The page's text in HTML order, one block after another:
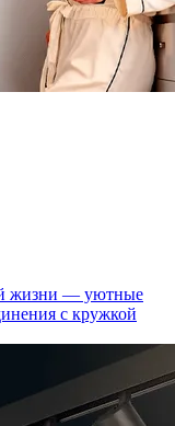
жизни — уютные
с кружкой